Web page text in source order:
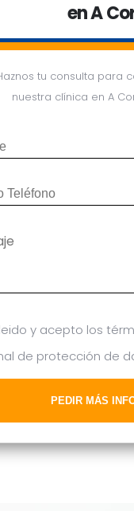
en A
tu consulta para
nuestra clínica en A
y acepto los
de protección de
PEDIR MÁS